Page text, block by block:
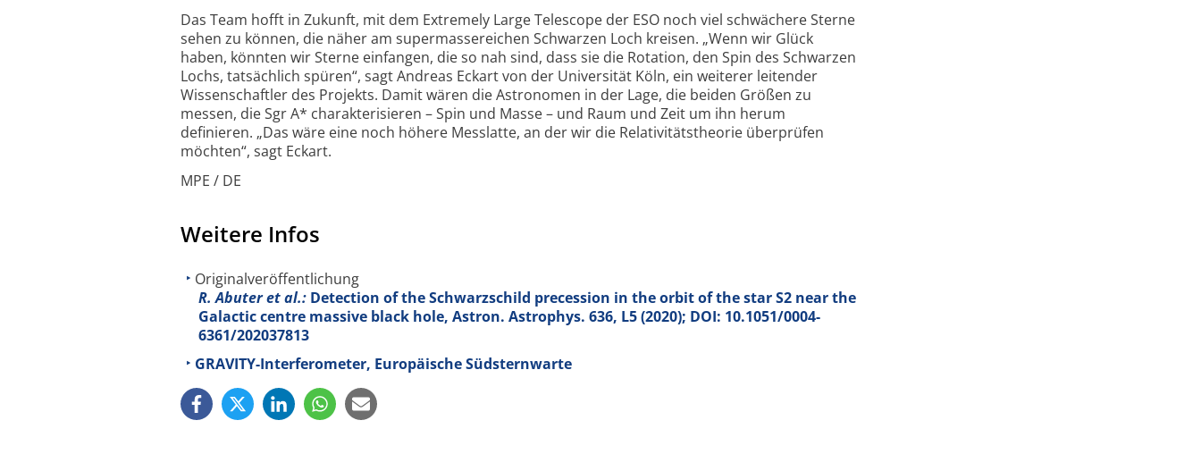
Das Team hofft in Zukunft, mit dem Extremely Large Telescope der ESO noch viel schwächere Sterne
sehen zu können, die näher am supermassereichen Schwarzen Loch kreisen. „Wenn wir Glück
haben, könnten wir Sterne einfangen, die so nah sind, dass sie die Rotation, den Spin des Schwarzen
Lochs, tatsächlich spüren“, sagt Andreas Eckart von der Universität Köln, ein weiterer leitender
Wissenschaftler des Projekts. Damit wären die Astronomen in der Lage, die beiden Größen zu
messen, die Sgr A* charakterisieren – Spin und Masse – und Raum und Zeit um ihn herum
definieren. „Das wäre eine noch höhere Messlatte, an der wir die Relativitäts­theorie überprüfen
möchten“, sagt Eckart.
MPE / DE
Weitere Infos
Originalveröffentlichung
R. Abuter et al.: Detection of the Schwarzschild precession in the orbit of the star S2 near the
Galactic centre massive black hole, Astron. Astrophys. 636, L5 (2020); DOI: 10.1051/0004-
6361/202037813
GRAVITY-Interferometer, Europäische Südsternwarte